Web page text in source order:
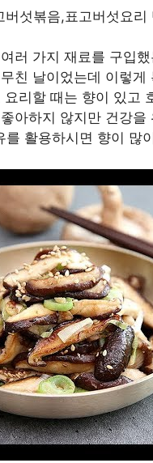
러 가지 재료를 구입
친 날이었는데 이렇
리할 때는 향이 있고
아하지 않지만 건강
를 활용하시면 향이 많